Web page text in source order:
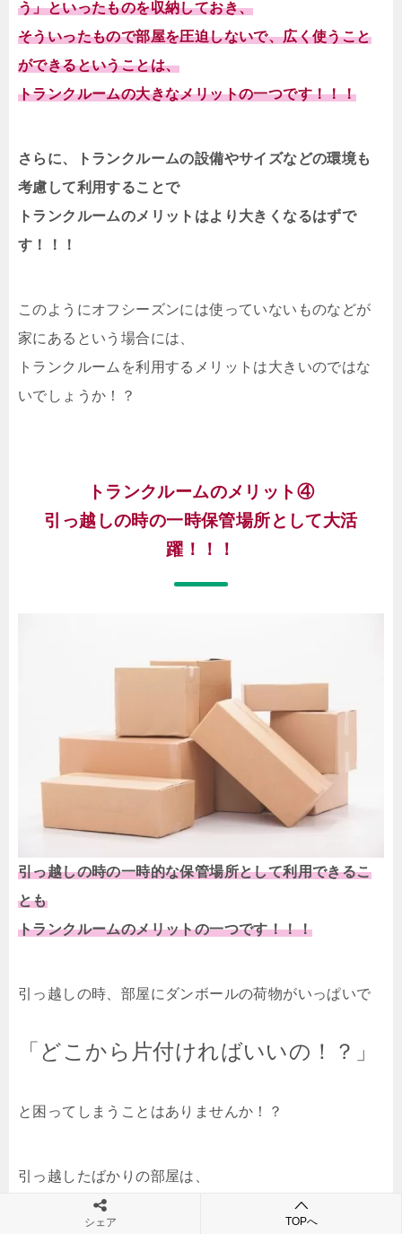
う」といったものを収納しておき、
そういったもので部屋を圧迫しないで、広く使うこと
ができるということは、
トランクルームの大きなメリットの一つです！！！
さらに、トランクルームの設備やサイズなどの環境も
考慮して利用することで
トランクルームのメリットはより大きくなるはずで
す！！！
このようにオフシーズンには使っていないものなどが
家にあるという場合には、
トランクルームを利用するメリットは大きいのではな
いでしょうか！？
トランクルームのメリット④
引っ越しの時の一時保管場所として大活
躍！！！
引っ越しの時の一時的な保管場所として利用できるこ
とも
トランクルームのメリットの一つです！！！
引っ越しの時、部屋にダンボールの荷物がいっぱいで
「どこから片付ければいいの！？」
と困ってしまうことはありませんか！？
引っ越したばかりの部屋は、
整理する荷物が多くて大変ですよね！
シェア TOPへ